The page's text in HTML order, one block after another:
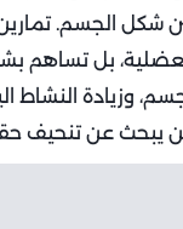
شكل الجسم.
بل تساهم
وزيادة النشاط
يبحث عن تنحيف